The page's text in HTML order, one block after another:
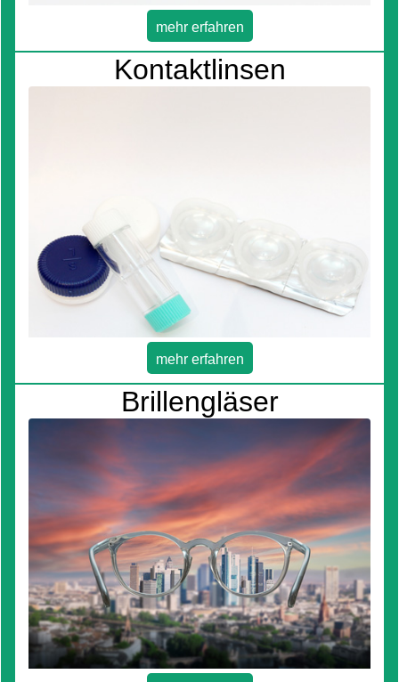
mehr erfahren
Kontaktlinsen
mehr erfahren
Brillengläser